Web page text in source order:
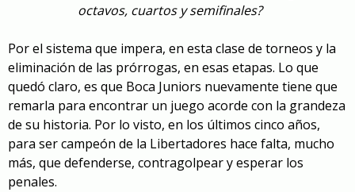
octavos, cuartos y semifinales?
Por el sistema que impera, en esta clase de torneos y la
eliminación de las prórrogas, en esas etapas. Lo que
quedó claro, es que Boca Juniors nuevamente tiene que
remarla para encontrar un juego acorde con la grandeza
de su historia. Por lo visto, en los últimos cinco años,
para ser campeón de la Libertadores hace falta, mucho
más, que defenderse, contragolpear y esperar los
penales.